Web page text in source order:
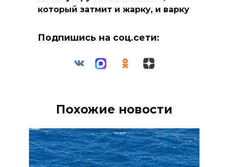
который затмит и жарку, и варку
Подпишись на соц.сети:
Похожие новости